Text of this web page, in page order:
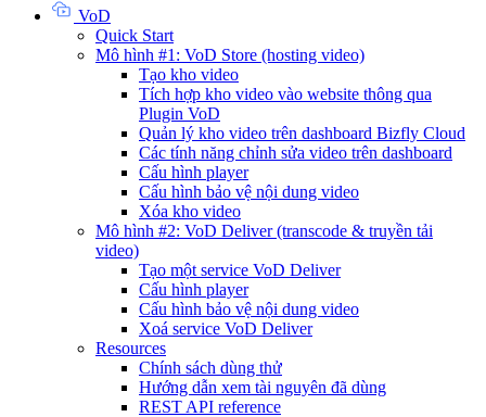
VoD
Quick Start
Mô hình #1: VoD Store (hosting video)
Tạo kho video
Tích hợp kho video vào website thông qua
Plugin VoD
Quản lý kho video trên dashboard Bizfly Cloud
Các tính năng chỉnh sửa video trên dashboard
Cấu hình player
Cấu hình bảo vệ nội dung video
Xóa kho video
Mô hình #2: VoD Deliver (transcode & truyền tải
video)
Tạo một service VoD Deliver
Cấu hình player
Cấu hình bảo vệ nội dung video
Xoá service VoD Deliver
Resources
Chính sách dùng thử
Hướng dẫn xem tài nguyên đã dùng
REST API reference